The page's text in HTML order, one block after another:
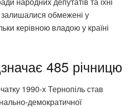
залишалися обмежені у
керівною владою у країні
485 річницю
1990-х Тернопіль став
демократичної